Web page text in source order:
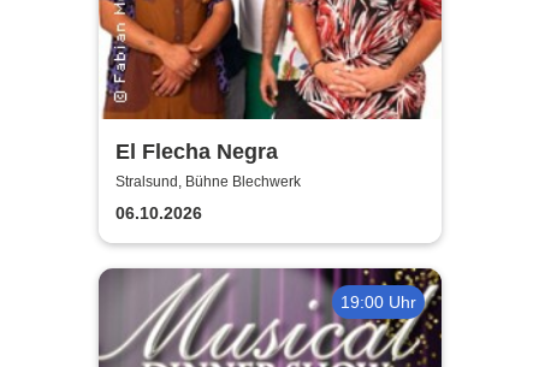
El Flecha Negra
Stralsund, Bühne Blechwerk
06.10.2026
19:00 Uhr